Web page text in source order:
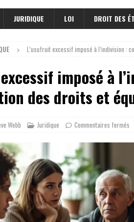
JURIDIQUE LOI DROIT DES
L’usufruit excessif imposé à l’indivision :
imposé à
des droits et
Webb Juridique Commentaires fermés